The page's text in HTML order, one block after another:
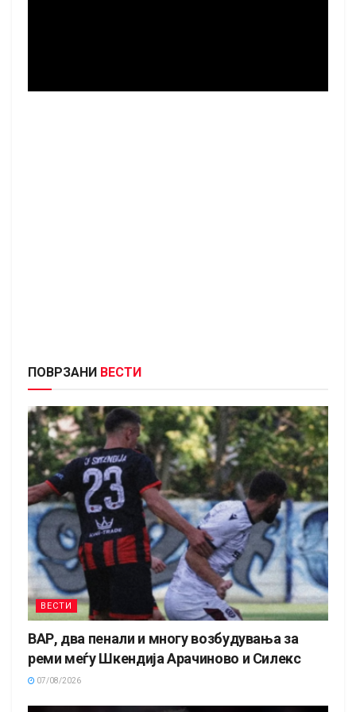
ПОВРЗАНИ ВЕСТИ
ВЕСТИ
ВАР, два пенали и многу возбудувања за
реми меѓу Шкендија Арачиново и Силекс
07/08/2026